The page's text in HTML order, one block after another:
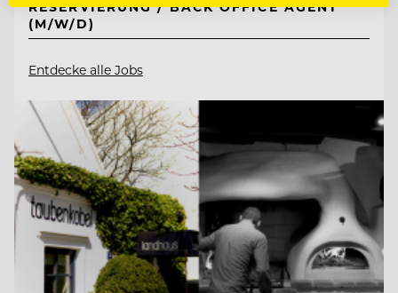
RESERVIERUNG / BACK OFFICE AGENT
(M/W/D)
Entdecke alle Jobs